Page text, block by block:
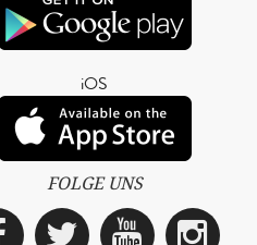
iOS
FOLGE UNS
Facebook
Twitter